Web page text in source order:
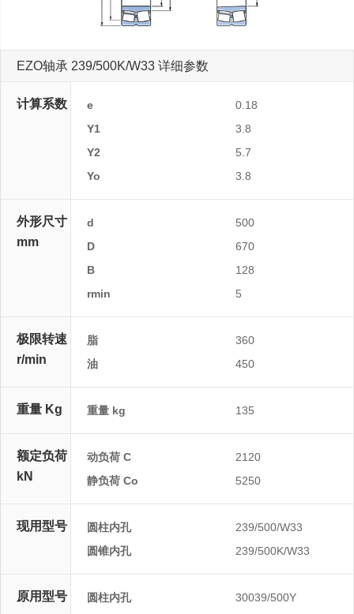
EZO轴承 239/500K/W33 详细参数
计算系数 e
0.18
Y1
3.8
Y2
5.7
Yo
3.8
外形尺寸
mm
d
500
D
670
B
128
rmin
5
极限转速
r/min
脂
360
油
450
重量 Kg 重量 kg 135
额定负荷
kN
动负荷 C
2120
静负荷 Co
5250
现用型号 圆柱内孔
239/500/W33
圆锥内孔
239/500K/W33
原用型号 圆柱内孔 30039/500Y